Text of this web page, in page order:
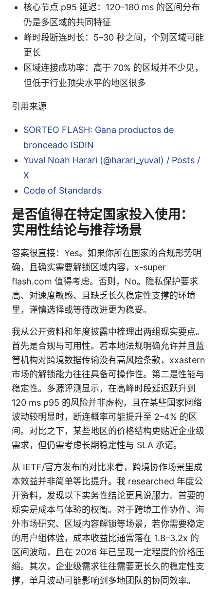
核心节点 p95 延迟：120–180 ms 的区间分布
仍是多区域的共同特征
峰时段断连时长：5–30 秒之间，个别区域可能
更长
区域连接成功率：高于 70% 的区域并不少见，
但低于行业顶尖水平的地区很多
引用来源
SORTEO FLASH: Gana productos de
bronceado ISDIN
Yuval Noah Harari (@harari_yuval) / Posts /
X
Code of Standards
是否值得在特定国家投入使用：
实用性结论与推荐场景
答案很直接：Yes。如果你所在国家的合规形势明
确，且确实需要解锁区域内容，x-super
flash.com 值得考虑。否则，No。隐私保护要求
高、对速度敏感、且缺乏长久稳定性支撑的环境
里，谨慎选择或等待改进更为稳妥。
我从公开资料和年度披露中梳理出两组现实要点。
首先是合规与可用性。若本地法规明确允许并且监
管机构对跨境数据传输没有高风险条款，xxastern
市场的解锁能力往往具备可操作性。第二是性能与
稳定性。多源评测显示，在高峰时段延迟跃升到
120 ms p95 的风险并非虚构，且在某些国家网络
波动较明显时，断连概率可能提升至 2–4% 的区
间。对比之下，某些地区的价格结构更贴近企业级
需求，但仍需考虑长期稳定性与 SLA 承诺。
从 IETF/官方发布的对比来看，跨境协作场景里成
本效益并非简单等比提升。我 researched 年度公
开资料，发现以下实务性结论更具说服力。首要的
现实是成本与体验的权衡。对于跨境工作协作、海
外市场研究、区域内容解锁等场景，若你需要稳定
的用户组体验，成本收益比通常落在 1.8–3.2x 的
区间波动，且在 2026 年已呈现一定程度的价格压
缩。其次，企业级需求往往需要更长久的稳定性支
撑，单月波动可能影响到多地团队的协同效率。